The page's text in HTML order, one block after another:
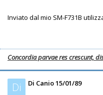
Inviato dal mio SM-F731B
Concordia parvae res crescunt,
Di Di Canio 15/01/89